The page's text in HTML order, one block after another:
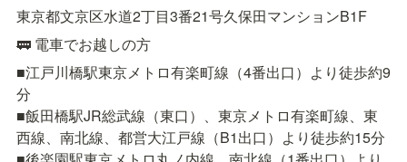
東京都文京区水道2丁目3番21号久保田マンションB1F
🚃 電車でお越しの方
■江戸川橋駅東京メトロ有楽町線（4番出口）より徒歩約9
分
■飯田橋駅JR総武線（東口）、東京メトロ有楽町線、東
西線、南北線、都営大江戸線（B1出口）より徒歩約15分